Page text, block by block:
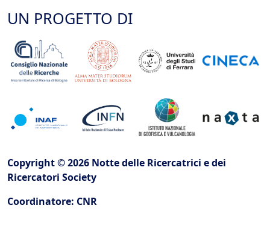
UN PROGETTO DI
Copyright © 2026 Notte delle Ricercatrici e dei
Ricercatori Society
Coordinatore: CNR